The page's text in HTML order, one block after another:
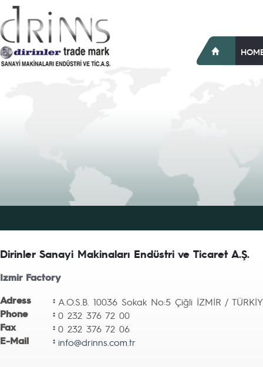
Dirinler Sanayi Makinaları Endüstri ve Ticaret A.Ş.
Izmir Factory
Adress
: A.O.S.B. 10036 Sokak No:5 Çiğli İZMİR /
Phone : 0 232 376 72 00
Fax : 0 232 376 72 06
E-Mail : info@drinns.com.tr